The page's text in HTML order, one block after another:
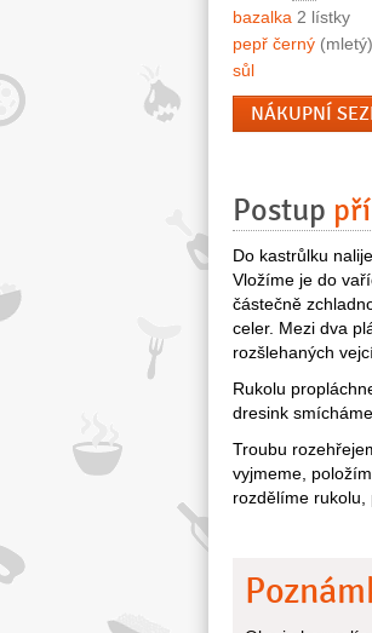
bazalka 2 lístky
pepř černý (mletý)
sůl
NÁKUPNÍ
Postup
Do kastrůlku
Vložíme je do
částečně
celer. Mezi dva
rozšlehaných
Rukolu
dresink
Troubu
vyjmeme,
rozdělíme rukolu,